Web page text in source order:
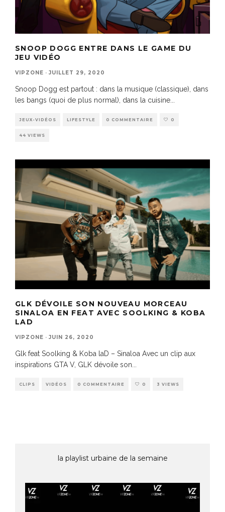
SNOOP DOGG ENTRE DANS LE GAME DU
JEU VIDÉO
VIPZONE · JUILLET 29, 2020
Snoop Dogg est partout : dans la musique (classique), dans
les bangs (quoi de plus normal), dans la cuisine
JEUX-VIDÉOS LIFESTYLE 0 COMMENTAIRE 0
44 VIEWS
GLK DÉVOILE SON NOUVEAU MORCEAU
SINALOA EN FEAT AVEC SOOLKING & KOBA
LAD
VIPZONE · JUIN 26, 2020
Glk feat Soolking & Koba laD – Sinaloa Avec un clip aux
inspirations GTA V, GLK dévoile son...
CLIPS VIDÉOS 0 COMMENTAIRE 0 3 VIEWS
la playlist urbaine de la semaine